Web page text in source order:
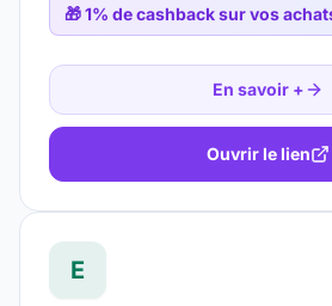
🎁1% de cashback sur vos
En savoir +
Ouvrir le lien
E